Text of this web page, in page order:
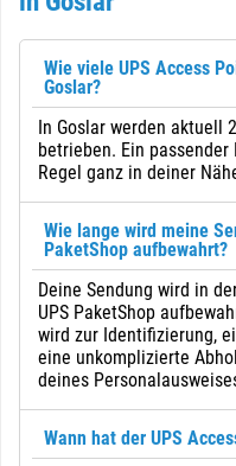
Wie viele UPS Access
Goslar?
In Goslar werden aktuell
betrieben. Ein
Regel ganz in deiner
Wie lange wird meine
PaketShop aufbewahrt?
Deine Sendung wird in
UPS PaketShop
wird zur Identifizierung,
eine unkomplizierte
deines
Wann hat der UPS